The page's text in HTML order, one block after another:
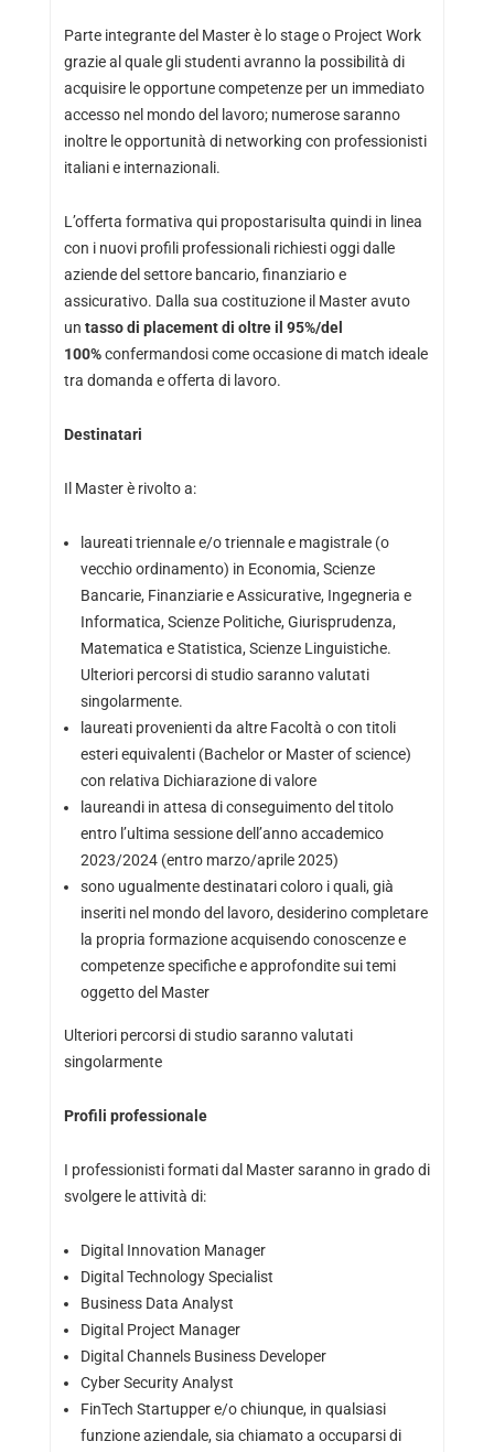
Parte integrante del Master è lo stage o Project Work
grazie al quale gli studenti avranno la possibilità di
acquisire le opportune competenze per un immediato
accesso nel mondo del lavoro; numerose saranno
inoltre le opportunità di networking con professionisti
italiani e internazionali.
L’offerta formativa qui propostarisulta quindi in linea
con i nuovi profili professionali richiesti oggi dalle
aziende del settore bancario, finanziario e
assicurativo. Dalla sua costituzione il Master avuto
un tasso di placement di oltre il 95%/del
100%confermandosi come occasione di match ideale
tra domanda e offerta di lavoro.
Destinatari
Il Master è rivolto a:
laureati triennale e/o triennale e magistrale (o
vecchio ordinamento) in Economia, Scienze
Bancarie, Finanziarie e Assicurative, Ingegneria e
Informatica, Scienze Politiche, Giurisprudenza,
Matematica e Statistica, Scienze Linguistiche.
Ulteriori percorsi di studio saranno valutati
singolarmente.
laureati provenienti da altre Facoltà o con titoli
esteri equivalenti (Bachelor or Master of science)
con relativa Dichiarazione di valore
laureandi in attesa di conseguimento del titolo
entro l’ultima sessione dell’anno accademico
2023/2024 (entro marzo/aprile 2025)
sono ugualmente destinatari coloro i quali, già
inseriti nel mondo del lavoro, desiderino completare
la propria formazione acquisendo conoscenze e
competenze specifiche e approfondite sui temi
oggetto del Master
Ulteriori percorsi di studio saranno valutati
singolarmente
Profili professionale
I professionisti formati dal Master saranno in grado di
svolgere le attività di:
Digital Innovation Manager
Digital Technology Specialist
Business Data Analyst
Digital Project Manager
Digital Channels Business Developer
Cyber Security Analyst
FinTech Startupper e/o chiunque, in qualsiasi
funzione aziendale, sia chiamato a occuparsi di